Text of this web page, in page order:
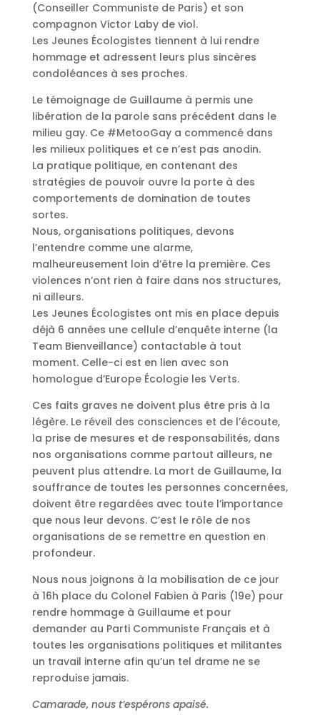
(Conseiller Communiste de Paris) et son
compagnon Victor Laby de viol.
Les Jeunes Écologistes tiennent à lui rendre
hommage et adressent leurs plus sincères
condoléances à ses proches.
Le témoignage de Guillaume à permis une
libération de la parole sans précédent dans le
milieu gay. Ce #MetooGay a commencé dans
les milieux politiques et ce n’est pas anodin.
La pratique politique, en contenant des
stratégies de pouvoir ouvre la porte à des
comportements de domination de toutes
sortes.
Nous, organisations politiques, devons
l’entendre comme une alarme,
malheureusement loin d’être la première. Ces
violences n’ont rien à faire dans nos structures,
ni ailleurs.
Les Jeunes Écologistes ont mis en place depuis
déjà 6 années une cellule d’enquête interne (la
Team Bienveillance) contactable à tout
moment. Celle-ci est en lien avec son
homologue d’Europe Écologie les Verts.
Ces faits graves ne doivent plus être pris à la
légère. Le réveil des consciences et de l’écoute,
la prise de mesures et de responsabilités, dans
nos organisations comme partout ailleurs, ne
peuvent plus attendre. La mort de Guillaume, la
souffrance de toutes les personnes concernées,
doivent être regardées avec toute l’importance
que nous leur devons. C’est le rôle de nos
organisations de se remettre en question en
profondeur.
Nous nous joignons à la mobilisation de ce jour
à 16h place du Colonel Fabien à Paris (19e) pour
rendre hommage à Guillaume et pour
demander au Parti Communiste Français et à
toutes les organisations politiques et militantes
un travail interne afin qu’un tel drame ne se
reproduise jamais.
Camarade, nous t’espérons apaisé.